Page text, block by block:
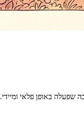
באופן פלאי ומיידי.